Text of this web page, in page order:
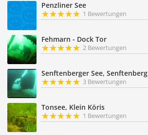
Penzliner See
1 Bewertungen
Fehmarn - Dock Tor
2 Bewertungen
Senftenberger See, Senftenberg
3 Bewertungen
Tonsee, Klein Köris
1 Bewertungen